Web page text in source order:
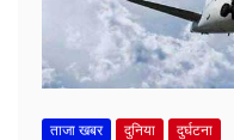
ताजा खबर दुनिया दुर्घटना